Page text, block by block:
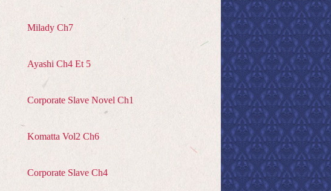
Milady Ch7
Ayashi Ch4 Et 5
Corporate Slave Novel Ch1
Komatta Vol2 Ch6
Corporate Slave Ch4